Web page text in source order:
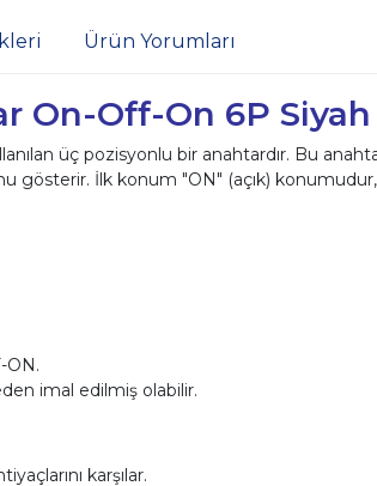
Ürün Yorumları
On-Off-On 6P Siyah
üç pozisyonlu bir anahtardır. Bu
gösterir. İlk konum "ON" (açık)
ON.
imal edilmiş olabilir.
karşılar.